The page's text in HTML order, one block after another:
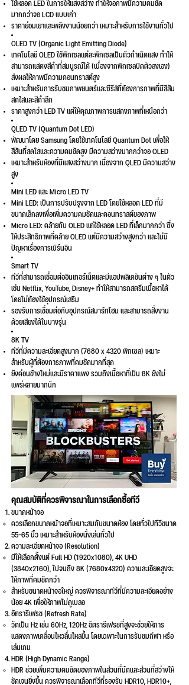
ใช้หลอด LED ในการให้แสงสว่าง ทำให้จอภาพมีความคมชัด
มากกว่าจอ LCD แบบเก่า
ราคาย่อมเยาและพลังงานน้อยกว่า เหมาะสำหรับการใช้งานทั่วไป
OLED TV (Organic Light Emitting Diode)
เทคโนโลยี OLED ใช้พิกเซลแต่ละพิกเซลเป็นตัวกำเนิดแสง ทำให้
สามารถแสดงสีดำที่สมบูรณ์ได้ (เนื่องจากพิกเซลปิดตัวลงเอง)
ส่งผลให้ภาพมีความคอนทราสต์สูง
เหมาะสำหรับการรับชมภาพยนตร์และซีรีส์ที่ต้องการภาพที่มีสีสัน
สดใสและสีดำลึก
ราคาสูงกว่า LED TV แต่ให้คุณภาพการแสดงภาพที่เหนือกว่า
QLED TV (Quantum Dot LED)
พัฒนาโดย Samsung โดยใช้เทคโนโลยี Quantum Dot เพื่อให้
สีสันที่สดใสและความคมชัดสูง มีความสว่างมากกว่าจอ OLED
เหมาะสำหรับห้องที่มีแสงสว่างมาก เนื่องจาก QLED มีความสว่าง
สูง
Mini LED และ Micro LED TV
Mini LED: เป็นการปรับปรุงจาก LED โดยใช้หลอด LED ที่มี
ขนาดเล็กลงเพื่อเพิ่มความคมชัดและคอนทราสต์ของภาพ
Micro LED: คล้ายกับ OLED แต่ใช้หลอด LED ที่เล็กมากกว่า ซึ่ง
ให้ประสิทธิภาพที่คล้าย OLED แต่มีความสว่างสูงกว่า และไม่มี
ปัญหาเรื่องการเบิร์นอิน
Smart TV
ทีวีที่สามารถเชื่อมต่ออินเทอร์เน็ตและมีแอปพลิเคชันต่าง ๆ ในตัว
เช่น Netflix, YouTube, Disney+ ทำให้สามารถสตรีมเนื้อหาได้
โดยไม่ต้องใช้อุปกรณ์เสริม
รองรับการเชื่อมต่อกับอุปกรณ์สมาร์ทโฮม และสามารถสั่งงาน
ด้วยเสียงได้ในบางรุ่น
8K TV
ทีวีที่มีความละเอียดสูงมาก (7680 x 4320 พิกเซล) เหมาะ
สำหรับผู้ที่ต้องการภาพที่คมชัดมากที่สุด
ยังค่อนข้างใหม่และมีราคาแพง รวมถึงเนื้อหาที่เป็น 8K ยังไม่
แพร่หลายมากนัก
คุณสมบัติที่ควรพิจารณาในการเลือกซื้อทีวี
ขนาดหน้าจอ
ควรเลือกขนาดหน้าจอที่เหมาะสมกับขนาดห้อง โดยทั่วไปทีวีขนาด
55-65 นิ้ว เหมาะสำหรับห้องนั่งเล่นทั่วไป
ความละเอียดหน้าจอ (Resolution)
มีให้เลือกตั้งแต่ Full HD (1920x1080), 4K UHD
(3840x2160), ไปจนถึง 8K (7680x4320) ความละเอียดสูงจะ
ให้ภาพที่คมชัดกว่า
สำหรับขนาดหน้าจอใหญ่ ควรพิจารณาทีวีที่มีความละเอียดอย่าง
น้อย 4K เพื่อให้ภาพไม่ดูเบลอ
อัตรารีเฟรช (Refresh Rate)
วัดเป็น Hz เช่น 60Hz, 120Hz อัตรารีเฟรชที่สูงจะช่วยให้การ
แสดงภาพเคลื่อนไหวลื่นไหลขึ้น โดยเฉพาะในการรับชมกีฬา หรือ
เล่นเกม
HDR (High Dynamic Range)
HDR ช่วยเพิ่มความคมชัดของภาพในส่วนที่มืดและส่วนที่สว่างให้
ชัดเจนยิ่งขึ้น ควรพิจารณาเลือกทีวีที่รองรับ HDR10, HDR10+,